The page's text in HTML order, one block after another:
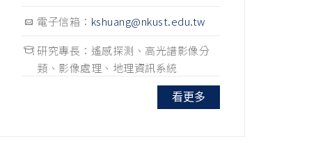
電子信箱： kshuang@nkust.edu.tw
研究專長：遙感探測、高光譜影像分
類、影像處理、地理資訊系統
看更多